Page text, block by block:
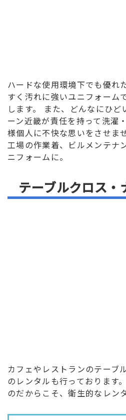
ハードな使用環境下でも優れ
すく汚れに強いユニフォーム
します。 また、どんなにひど
ーン近畿が責任を持って洗濯
様個人に不快な思いをさせま
工場の作業着、ビルメンテナ
ニフォームに。
テーブルクロス・
カフェやレストランのテーブ
のレンタルも行っております
のだからこそ、衛生的なレン